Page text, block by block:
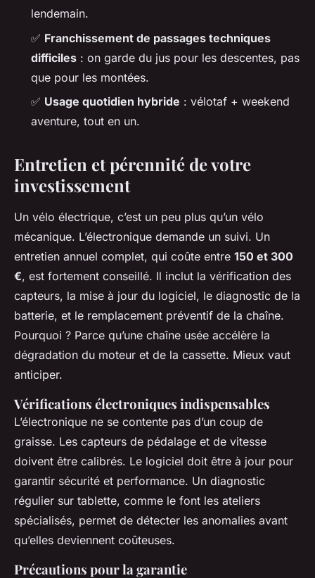
lendemain.
✅ Franchissement de passages techniques
difficiles : on garde du jus pour les descentes, pas
que pour les montées.
✅ Usage quotidien hybride : vélotaf + weekend
aventure, tout en un.
Entretien et pérennité de votre
investissement
Un vélo électrique, c’est un peu plus qu’un vélo
mécanique. L’électronique demande un suivi. Un
entretien annuel complet, qui coûte entre 150 et 300
€, est fortement conseillé. Il inclut la vérification des
capteurs, la mise à jour du logiciel, le diagnostic de la
batterie, et le remplacement préventif de la chaîne.
Pourquoi ? Parce qu’une chaîne usée accélère la
dégradation du moteur et de la cassette. Mieux vaut
anticiper.
Vérifications électroniques indispensables
L’électronique ne se contente pas d’un coup de
graisse. Les capteurs de pédalage et de vitesse
doivent être calibrés. Le logiciel doit être à jour pour
garantir sécurité et performance. Un diagnostic
régulier sur tablette, comme le font les ateliers
spécialisés, permet de détecter les anomalies avant
qu’elles deviennent coûteuses.
Précautions pour la garantie